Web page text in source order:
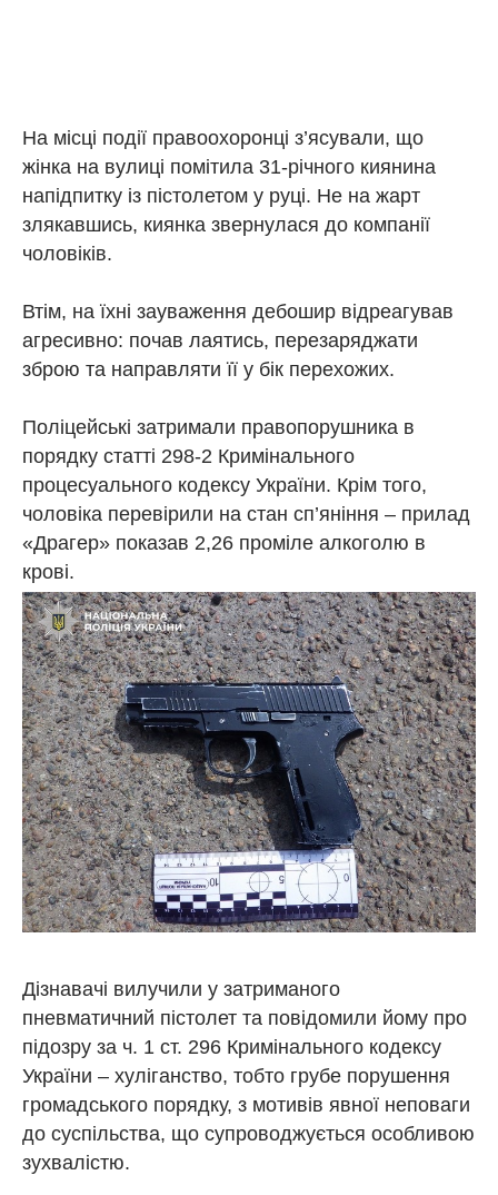
На місці події правоохоронці з’ясували, що
жінка на вулиці помітила 31-річного киянина
напідпитку із пістолетом у руці. Не на жарт
злякавшись, киянка звернулася до компанії
чоловіків.
Втім, на їхні зауваження дебошир відреагував
агресивно: почав лаятись, перезаряджати
зброю та направляти її у бік перехожих.
Поліцейські затримали правопорушника в
порядку статті 298-2 Кримінального
процесуального кодексу України. Крім того,
чоловіка перевірили на стан сп’яніння – прилад
«Драгер» показав 2,26 проміле алкоголю в
крові.
Дізнавачі вилучили у затриманого
пневматичний пістолет та повідомили йому про
підозру за ч. 1 ст. 296 Кримінального кодексу
України – хуліганство, тобто грубе порушення
громадського порядку, з мотивів явної неповаги
до суспільства, що супроводжується особливою
зухвалістю.